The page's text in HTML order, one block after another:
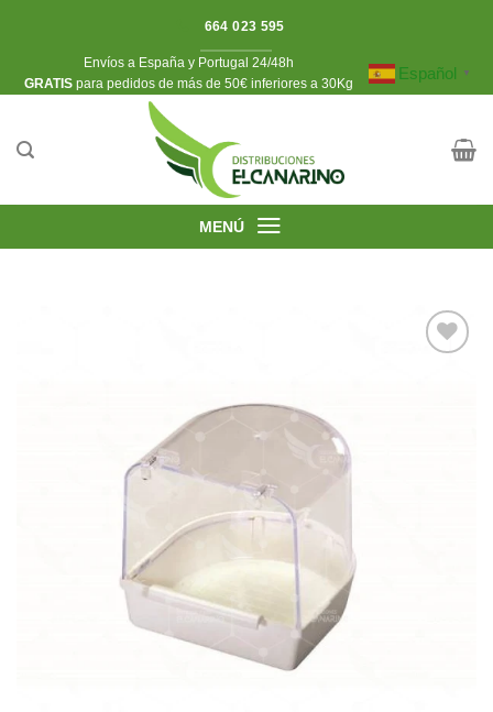
664 023 595
Envíos a España y Portugal 24/48h
​GRATIS para pedidos de más de 50€ inferiores a 30Kg
Español ▼
MENÚ